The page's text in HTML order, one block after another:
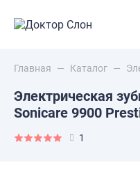
Главная — Каталог —
Электрическая
Sonicare 9900
1